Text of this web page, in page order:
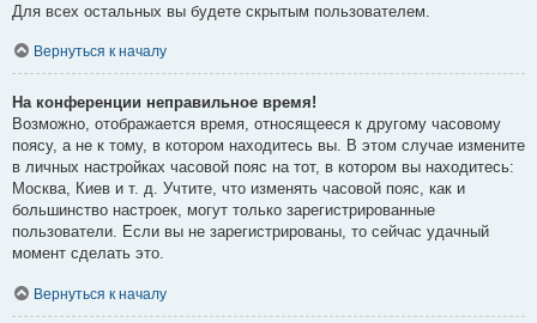
Для всех остальных вы будете скрытым пользователем.
Вернуться к началу
На конференции неправильное время!
Возможно, отображается время, относящееся к другому часовому
поясу, а не к тому, в котором находитесь вы. В этом случае измените
в личных настройках часовой пояс на тот, в котором вы находитесь:
Москва, Киев и т. д. Учтите, что изменять часовой пояс, как и
большинство настроек, могут только зарегистрированные
пользователи. Если вы не зарегистрированы, то сейчас удачный
момент сделать это.
Вернуться к началу